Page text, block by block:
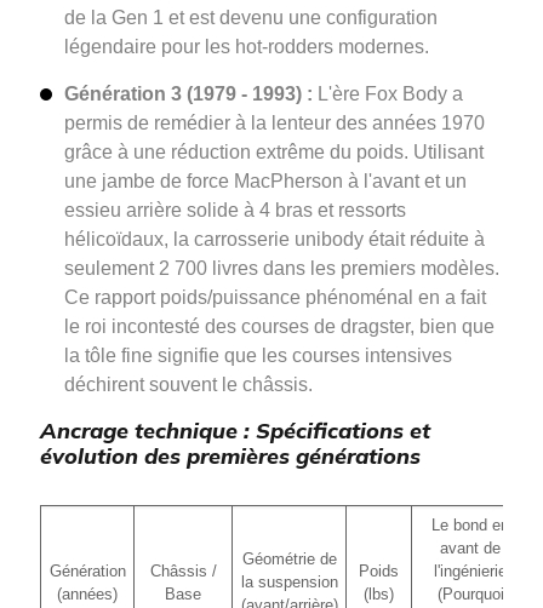
de la Gen 1 et est devenu une configuration
légendaire pour les hot-rodders modernes.
Génération 3 (1979 - 1993) : L'ère Fox Body a
permis de remédier à la lenteur des années 1970
grâce à une réduction extrême du poids. Utilisant
une jambe de force MacPherson à l'avant et un
essieu arrière solide à 4 bras et ressorts
hélicoïdaux, la carrosserie unibody était réduite à
seulement 2 700 livres dans les premiers modèles.
Ce rapport poids/puissance phénoménal en a fait
le roi incontesté des courses de dragster, bien que
la tôle fine signifie que les courses intensives
déchirent souvent le châssis.
Ancrage technique : Spécifications et
évolution des premières générations
Génération
(années)
Châssis /
Base
Géométrie de
la suspension
Poids
(lbs)
Le bond en
avant de
l'ingénierie
(Pourquoi